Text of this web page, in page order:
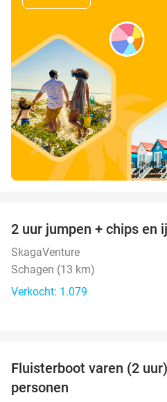
2 uur jumpen + chips en
SkagaVenture
Schagen (13 km)
Verkocht: 1.079
Fluisterboot varen (2
personen